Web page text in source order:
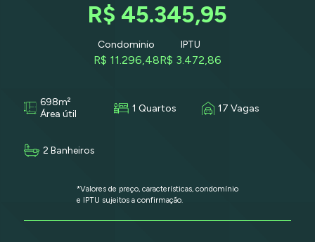
R$ 45.345,95
Condominio
R$ 11.296,48
IPTU
R$ 3.472,86
698m²
Área útil
1 Quartos 17 Vagas
2 Banheiros
*Valores de preço, características, condomínio
e IPTU sujeitos a confirmação.